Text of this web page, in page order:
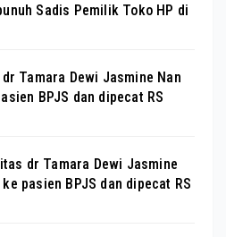
Sadis Pemilik Toko HP di
Tamara Dewi Jasmine Nan
BPJS dan dipecat RS
dr Tamara Dewi Jasmine
pasien BPJS dan dipecat RS